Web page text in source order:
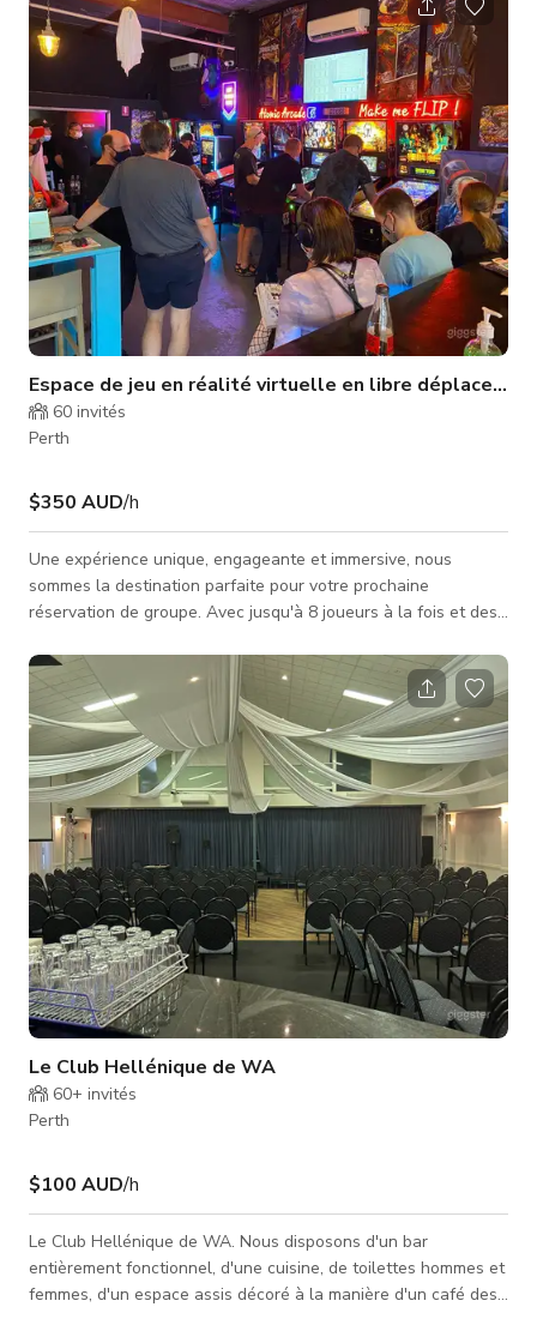
Espace de jeu en réalité virtuelle en libre
60 invités
Perth
$350 AUD/h
Une expérience unique, engageante et immersive, nous
sommes la destination parfaite pour votre prochaine
réservation de groupe. Avec jusqu'à 8 joueurs à la fois et des
journée ou soirée pour des groupes de toutes tailles. Pour les
groupes de plus de 8 personnes, nous pouvons diviser les
équipes et les faire tourner à travers l'expérience, avec des
jeux d'arcade et de délicieux repas pour occuper les
coéquipiers jusqu'à leu
Le Club Hellénique de WA
60+ invités
Perth
$100 AUD/h
Le Club Hellénique de WA. Nous disposons d'un bar
entièrement fonctionnel, d'une cuisine, de toilettes hommes et
femmes, d'un espace assis décoré à la manière d'un café des